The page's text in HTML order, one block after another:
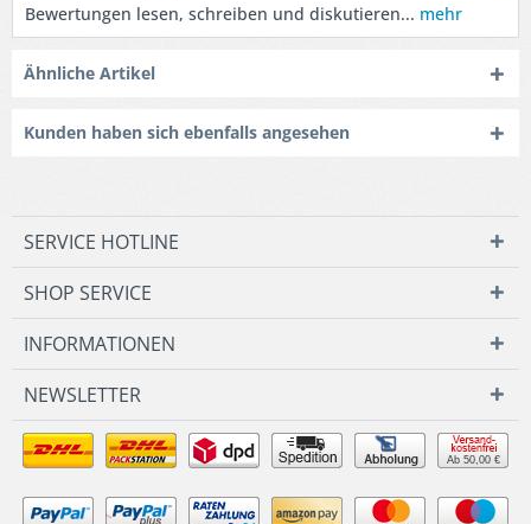
Bewertungen lesen, schreiben und diskutieren... mehr
Ähnliche Artikel
Kunden haben sich ebenfalls angesehen
SERVICE HOTLINE
SHOP SERVICE
INFORMATIONEN
NEWSLETTER
Ab 50,00 €